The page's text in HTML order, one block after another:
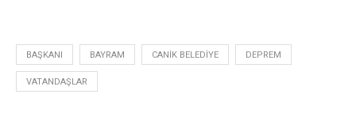
BAŞKANI BAYRAM CANIK BELEDIYE DEPREM
VATANDAŞLAR